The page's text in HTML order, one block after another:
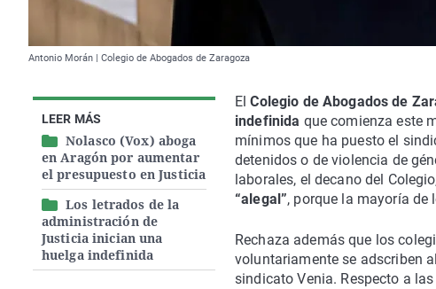
Antonio Morán | Colegio de Abogados de Zaragoza
LEER MÁS
Nolasco (Vox) aboga
en Aragón por aumentar
el presupuesto en Justicia
Los letrados de la
administración de
Justicia inician una
huelga indefinida
ElColegio de Abogados de
indefinida que comienza este
mínimos que ha puesto el
detenidos o de violencia de
laborales, el decano del
“alegal”, porque la mayoría
Rechaza además que los
voluntariamente se adscriben
sindicato Venia. Respecto a